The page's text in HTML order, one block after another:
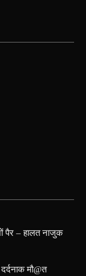
पैर – हालत नाजुक
मौ@त